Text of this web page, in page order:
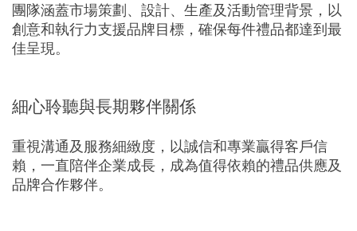
團隊涵蓋市場策劃、設計、生產及活動管理背景，以
創意和執行力支援品牌目標，確保每件禮品都達到最
佳呈現。
細心聆聽與長期夥伴關係
重視溝通及服務細緻度，以誠信和專業贏得客戶信
賴，一直陪伴企業成長，成為值得依賴的禮品供應及
品牌合作夥伴。